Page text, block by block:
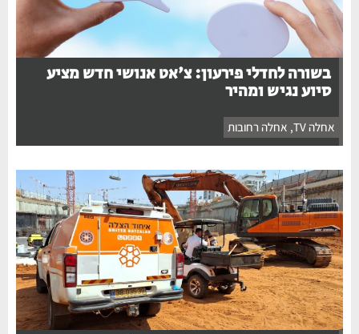
בשורה לחדלי פירעון: צ'אט אנושי חדש מציע
סיוע נגיש ומהיר
אחלה TV , אחלה רחובות